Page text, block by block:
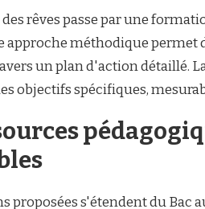
rêves passe par une
approche méthodique permet
un plan d'action détaillé.
objectifs spécifiques,
proposées s'étendent du Bac